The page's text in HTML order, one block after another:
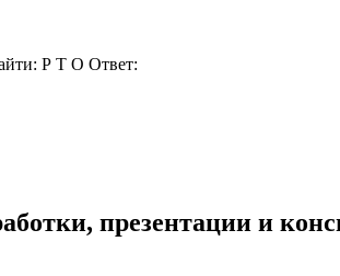
Р Т О Ответ:
презентации и